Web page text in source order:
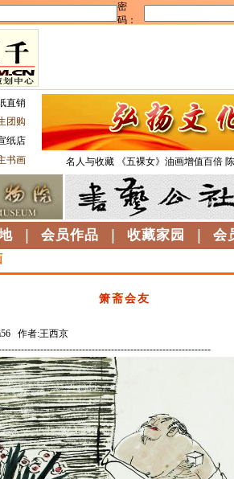
直销
团购
纸店
书画 名人与收藏 《五裸女》油画增值百倍
会员作品 收藏家园 会
箫斋会友
作者:王西京